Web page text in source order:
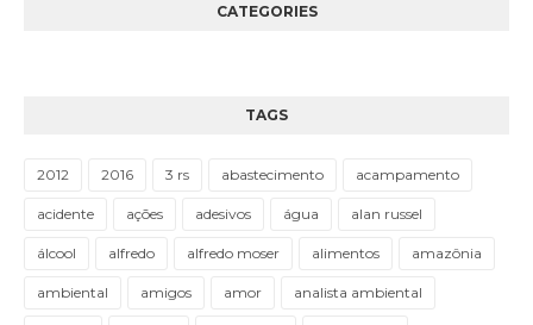
CATEGORIES
TAGS
2012 2016 3 rs abastecimento acampamento
acidente ações adesivos água alan russel
álcool alfredo alfredo moser alimentos amazônia
ambiental amigos amor analista ambiental